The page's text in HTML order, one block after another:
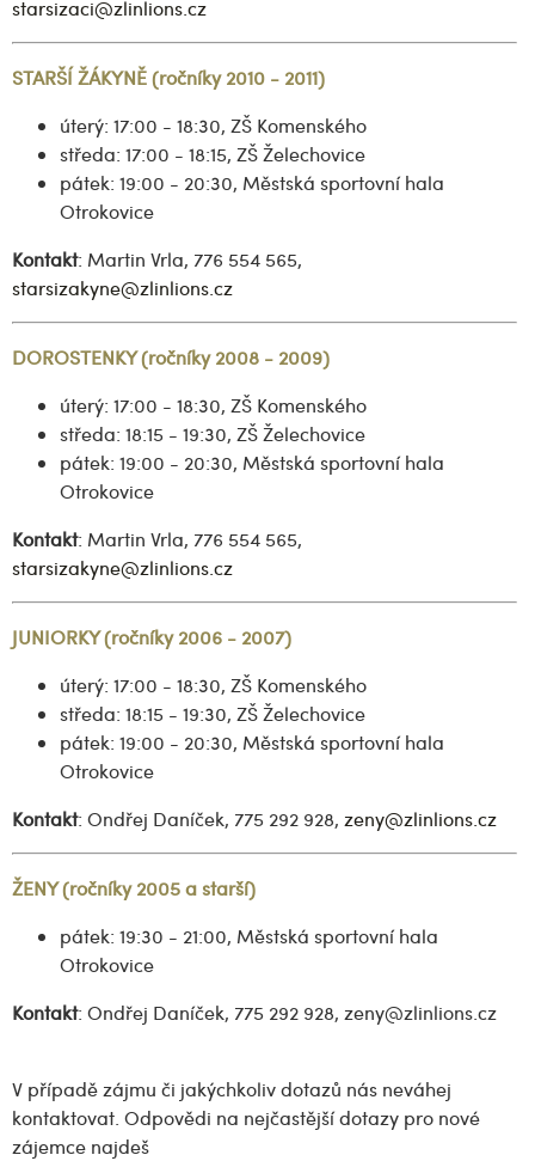
starsizaci@zlinlions.cz
STARŠÍ ŽÁKYNĚ (ročníky 2010 - 2011)
úterý: 17:00 - 18:30, ZŠ Komenského
středa: 17:00 - 18:15, ZŠ Želechovice
pátek: 19:00 - 20:30, Městská sportovní hala
Otrokovice
Kontakt: Martin Vrla, 776 554 565,
starsizakyne@zlinlions.cz
DOROSTENKY (ročníky 2008 - 2009)
úterý: 17:00 - 18:30, ZŠ Komenského
středa: 18:15 - 19:30, ZŠ Želechovice
pátek: 19:00 - 20:30, Městská sportovní hala
Otrokovice
Kontakt: Martin Vrla, 776 554 565,
starsizakyne@zlinlions.cz
JUNIORKY (ročníky 2006 - 2007)
úterý: 17:00 - 18:30, ZŠ Komenského
středa: 18:15 - 19:30, ZŠ Želechovice
pátek: 19:00 - 20:30, Městská sportovní hala
Otrokovice
Kontakt: Ondřej Daníček, 775 292 928, zeny@zlinlions.cz
ŽENY (ročníky 2005 a starší)
pátek: 19:30 - 21:00, Městská sportovní hala
Otrokovice
Kontakt: Ondřej Daníček, 775 292 928, zeny@zlinlions.cz
V případě zájmu či jakýchkoliv dotazů nás neváhej
kontaktovat. Odpovědi na nejčastější dotazy pro nové
zájemce najdeš